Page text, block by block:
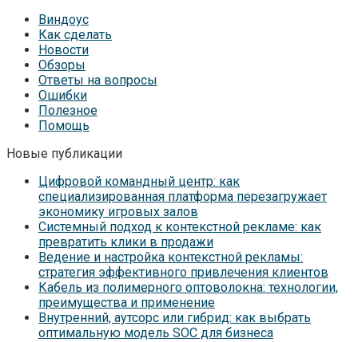
Виндоус
Как сделать
Новости
Обзоры
Ответы на вопросы
Ошибки
Полезное
Помощь
Новые публикации
Цифровой командный центр: как
специализированная платформа перезагружает
экономику игровых залов
Системный подход к контекстной рекламе: как
превратить клики в продажи
Ведение и настройка контекстной рекламы:
стратегия эффективного привлечения клиентов
Кабель из полимерного оптоволокна: технологии,
преимущества и применение
Внутренний, аутсорс или гибрид: как выбрать
оптимальную модель SOC для бизнеса